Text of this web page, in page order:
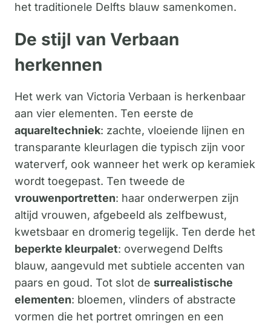
het traditionele Delfts blauw samenkomen.
De stijl van Verbaan
herkennen
Het werk van Victoria Verbaan is herkenbaar
aan vier elementen. Ten eerste de
aquareltechniek: zachte, vloeiende lijnen en
transparante kleurlagen die typisch zijn voor
waterverf, ook wanneer het werk op keramiek
wordt toegepast. Ten tweede de
vrouwenportretten: haar onderwerpen zijn
altijd vrouwen, afgebeeld als zelfbewust,
kwetsbaar en dromerig tegelijk. Ten derde het
beperkte kleurpalet: overwegend Delfts
blauw, aangevuld met subtiele accenten van
paars en goud. Tot slot de surrealistische
elementen: bloemen, vlinders of abstracte
vormen die het portret omringen en een